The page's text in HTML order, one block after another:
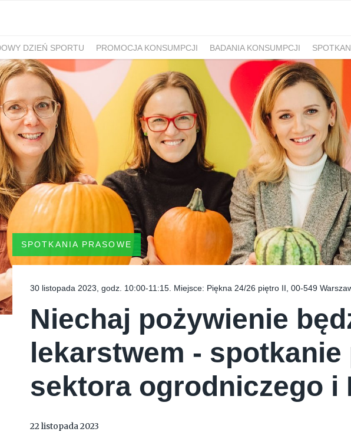
DZIEŃ SPORTU PROMOCJA KONSUMPCJI BADANIA KONSUMPCJI
SPOTKANIA PRASOWE
30 listopada 2023, godz. 10:00-11:15. Miejsce: Piękna 24/26 piętro II, 00-549
Niechaj pożywienie
lekarstwem - spotkanie
sektora ogrodniczego i
22 listopada 2023